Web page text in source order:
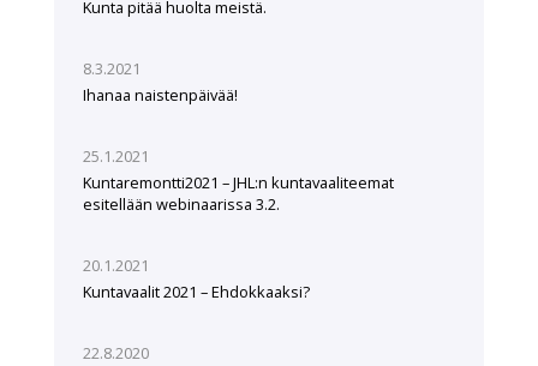
Kunta pitää huolta meistä.
8.3.2021
Ihanaa naistenpäivää!
25.1.2021
Kuntaremontti2021 – JHL:n kuntavaaliteemat
esitellään webinaarissa 3.2.
20.1.2021
Kuntavaalit 2021 – Ehdokkaaksi?
22.8.2020